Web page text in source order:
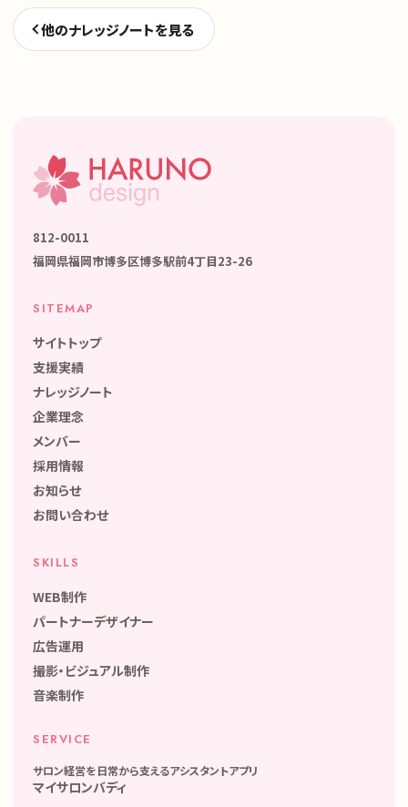
他のナレッジノートを見る
812-0011
福岡県福岡市博多区博多駅前4丁目23-26
SITEMAP
サイトトップ
支援実績
ナレッジノート
企業理念
メンバー
採用情報
お知らせ
お問い合わせ
SKILLS
WEB制作
パートナーデザイナー
広告運用
撮影・ビジュアル制作
音楽制作
SERVICE
サロン経営を日常から支えるアシスタントアプリ
マイサロンバディ